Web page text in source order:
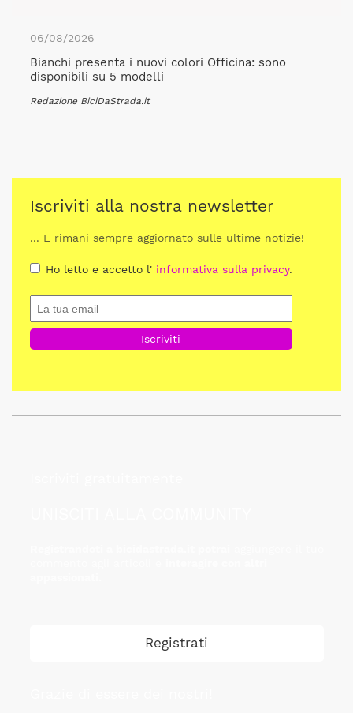
06/08/2026
Bianchi presenta i nuovi colori Officina: sono
disponibili su 5 modelli
Redazione BiciDaStrada.it
Iscriviti alla nostra newsletter
... E rimani sempre aggiornato sulle ultime notizie!
Ho letto e accetto l' informativa sulla privacy.
Registrati